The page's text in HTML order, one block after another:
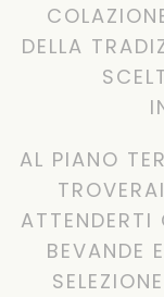
DELLA
AL PIANO
ATTENDERTI
BEVANDE